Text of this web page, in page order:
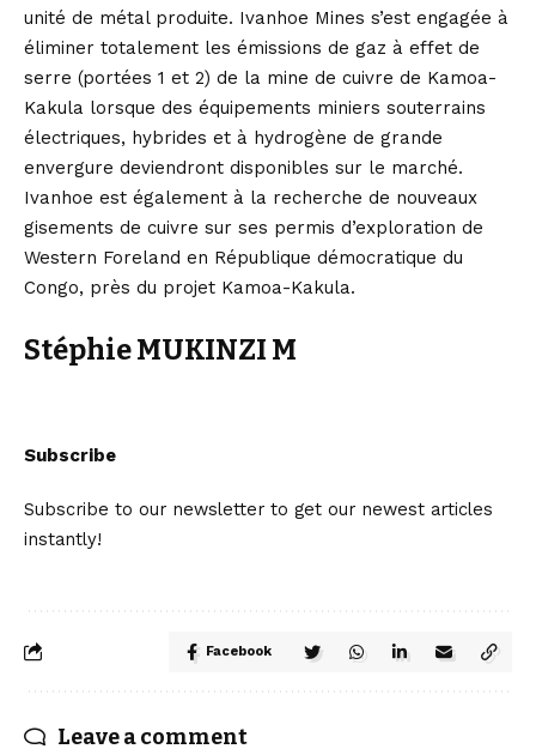
unité de métal produite. Ivanhoe Mines s’est engagée à
éliminer totalement les émissions de gaz à effet de
serre (portées 1 et 2) de la mine de cuivre de Kamoa-
Kakula lorsque des équipements miniers souterrains
électriques, hybrides et à hydrogène de grande
envergure deviendront disponibles sur le marché.
Ivanhoe est également à la recherche de nouveaux
gisements de cuivre sur ses permis d’exploration de
Western Foreland en République démocratique du
Congo, près du projet Kamoa-Kakula.
Stéphie MUKINZI M
Subscribe
Subscribe to our newsletter to get our newest articles
instantly!
Facebook
Leave a comment